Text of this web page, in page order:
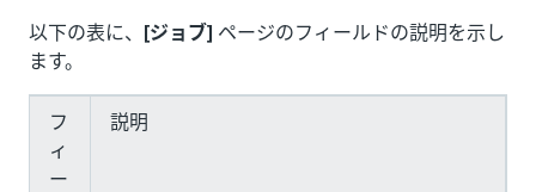
以下の表に、 [ジョブ] ページのフィールドの説明を示し
ます。
フ
ィ
ー
説明